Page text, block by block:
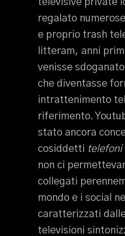
televisive private
regalato
e proprio trash
litteram, anni
venisse
che diventasse
intrattenimento
riferimento.
stato ancora
cosiddetti telefoni
non ci
collegati
mondo e i social
caratterizzati
televisioni